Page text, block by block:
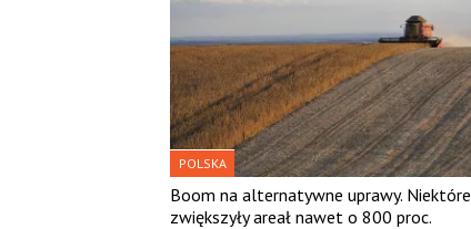
POLSKA
Boom na alternatywne uprawy. Niektóre
zwiększyły areał nawet o 800 proc.